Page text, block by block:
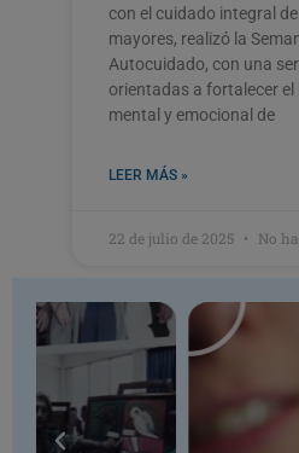
con el cuidado integral
mayores, realizó la
Autocuidado, con una
orientadas a fortalecer el
mental y emocional de
LEER MÁS »
22 de julio de 2025 No